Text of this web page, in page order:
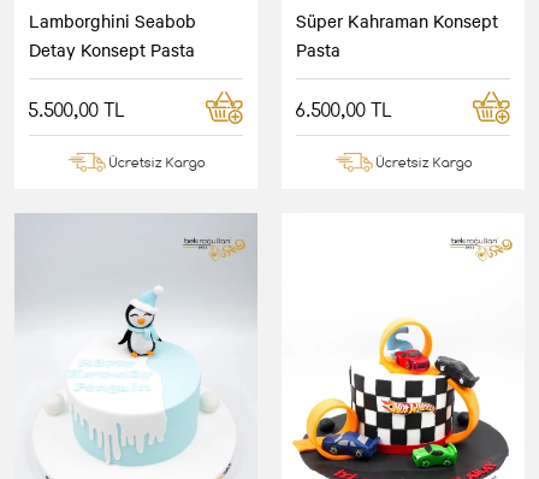
Lamborghini Seabob
Detay Konsept Pasta
5.500,00 TL
Ücretsiz Kargo
Süper Kahraman Konsept
Pasta
6.500,00 TL
Ücretsiz Kargo